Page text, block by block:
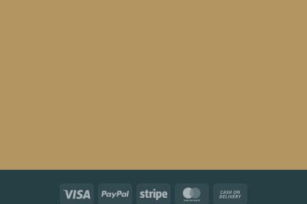
Visa PayPal Stripe MasterCard